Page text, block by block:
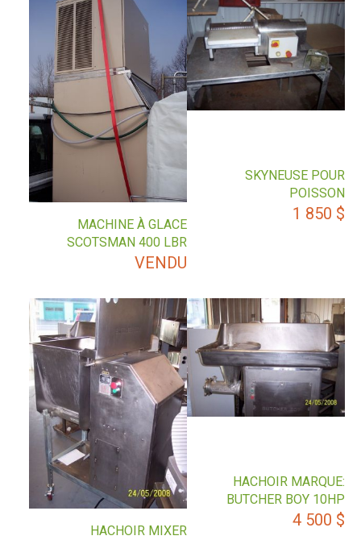
SKYNEUSE POUR
POISSON
1 850 $
MACHINE À GLACE
SCOTSMAN 400 LBR
VENDU
HACHOIR MARQUE:
BUTCHER BOY 10HP
4 500 $
HACHOIR MIXER